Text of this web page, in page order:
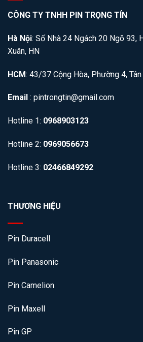
CÔNG TY TNHH PIN TRỌNG TÍN
Hà Nội: Số Nhà 24 Ngách 20 Ngõ 93,
Xuân, HN
HCM: 43/37 Cộng Hòa, Phường 4,
Email : pintrongtin@gmail.com
Hotline 1: 0968903123
Hotline 2: 0969056673
Hotline 3: 02466849292
THƯƠNG HIỆU
Pin Duracell
Pin Panasonic
Pin Camelion
Pin Maxell
Pin GP